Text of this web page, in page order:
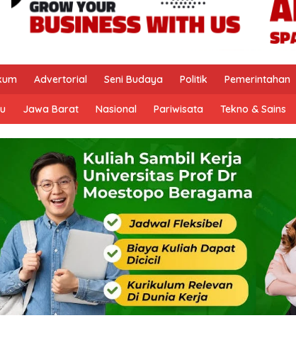
Advertorial Seni Budaya Politik Pemerintahan
Jawa Barat Nasional Pariwisata Tekno & Sains